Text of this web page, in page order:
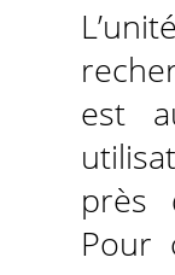
est
près
Pour